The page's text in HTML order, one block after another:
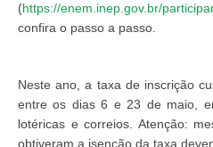
(https://enem.inep.gov.br/
confira o passo a passo.
Neste ano, a taxa de inscrição
entre os dias 6 e 23 de maio,
lotéricas e correios. Atenção:
obtiveram a isenção da taxa